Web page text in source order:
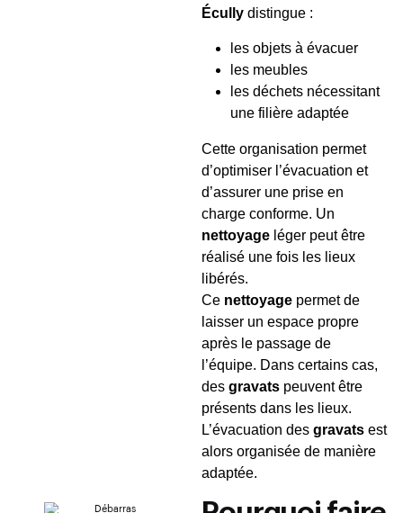
Écully distingue :
les objets à évacuer
les meubles
les déchets nécessitant
une filière adaptée
Cette organisation permet
d’optimiser l’évacuation et
d’assurer une prise en
charge conforme. Un
nettoyage léger peut être
réalisé une fois les lieux
libérés.
Ce nettoyage permet de
laisser un espace propre
après le passage de
l’équipe. Dans certains cas,
des gravats peuvent être
présents dans les lieux.
L’évacuation des gravats est
alors organisée de manière
adaptée.